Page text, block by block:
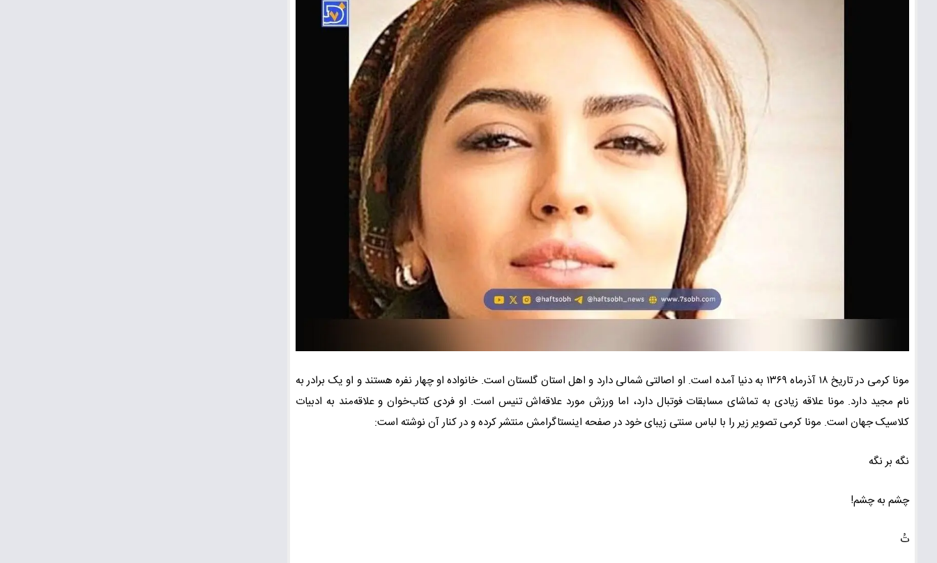
مونا کرمی در تاریخ ۱۸ آذرماه ۱۳۶۹ به دنیا آمده است. او اصالتی شمالی دارد و اهل استان گلستان است. خانواده او چهار نفره هستند و او یک برادر به
نام مجید دارد. مونا علاقه زیادی به تماشای مسابقات فوتبال دارد، اما ورزش مورد علاقه‌اش تنیس است. او فردی کتاب‌خوان و علاقه‌مند به ادبیات
کلاسیک جهان است. مونا کرمی تصویر زیر را با لباس سنتی زیبای خود در صفحه اینستاگرامش منتشر کرده و در کنار آن نوشته است:
نگه بر نگه
چشم به چشم!
تُ